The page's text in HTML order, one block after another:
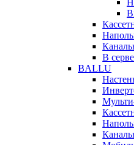
В
BALLU